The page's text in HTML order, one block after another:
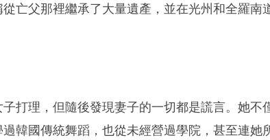
亡父那裡繼承了大量遺產，並在光州和全羅南
打理，但隨後發現妻子的一切都是謊言。她不
韓國傳統舞蹈，也從未經營過學院，甚至連她